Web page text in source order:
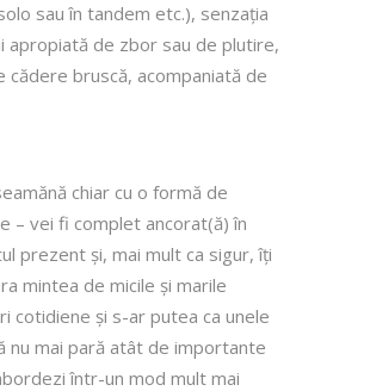
sau în tandem etc.), senzația
apropiată de zbor sau de plutire,
cădere bruscă, acompaniată de
chiar cu o formă de
– vei fi complet ancorat(ă) în
prezent și, mai mult ca sigur, îți
mintea de micile și marile
cotidiene și s-ar putea ca unele
nu mai pară atât de importante
într-un mod mult mai